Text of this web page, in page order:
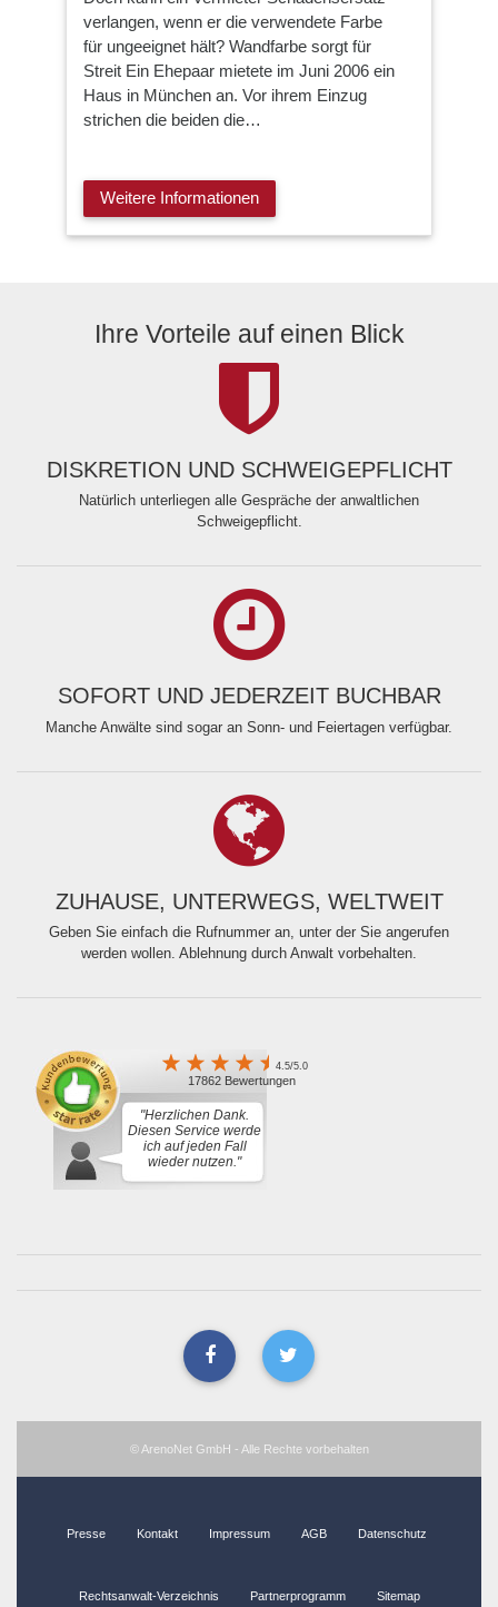
verlangen, wenn er die verwendete Farbe
für ungeeignet hält? Wandfarbe sorgt für
Streit Ein Ehepaar mietete im Juni 2006 ein
Haus in München an. Vor ihrem Einzug
strichen die beiden die…
Weitere Informationen
Ihre Vorteile auf einen Blick
DISKRETION UND SCHWEIGEPFLICHT
Natürlich unterliegen alle Gespräche der anwaltlichen
Schweigepflicht.
SOFORT UND JEDERZEIT BUCHBAR
Manche Anwälte sind sogar an Sonn- und Feiertagen verfügbar.
ZUHAUSE, UNTERWEGS, WELTWEIT
Geben Sie einfach die Rufnummer an, unter der Sie angerufen
werden wollen. Ablehnung durch Anwalt vorbehalten.
4.5/5.0
17862 Bewertungen
"Herzlichen Dank.
Diesen Service werde
ich auf jeden Fall
wieder nutzen."
© ArenoNet GmbH - Alle Rechte vorbehalten
Presse Kontakt Impressum AGB Datenschutz
Rechtsanwalt-Verzeichnis Partnerprogramm Sitemap